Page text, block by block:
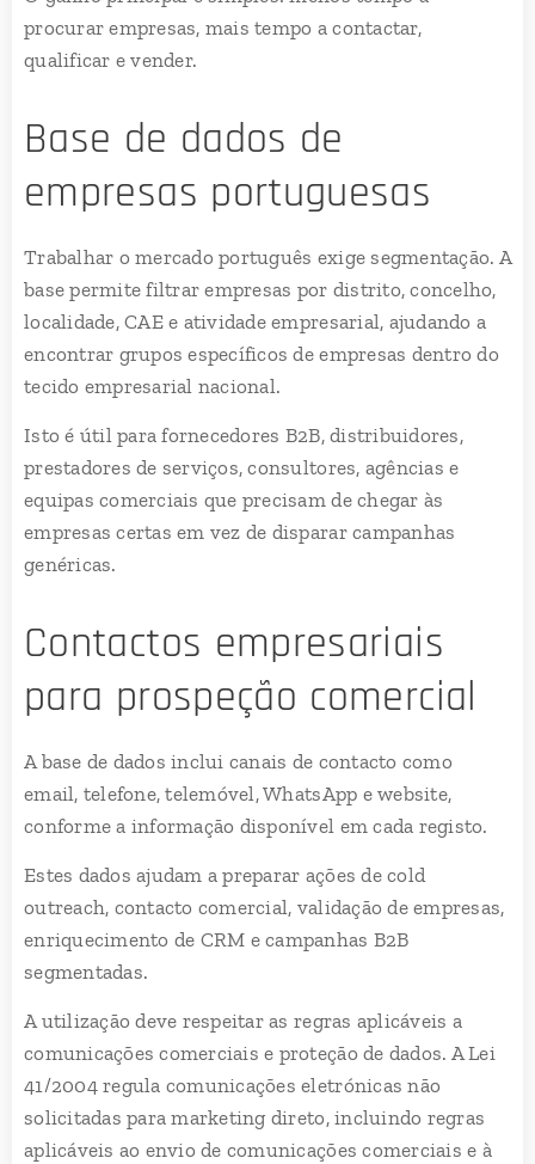
procurar empresas, mais tempo a contactar,
qualificar e vender.
Base de dados de
empresas portuguesas
Trabalhar o mercado português exige segmentação. A
base permite filtrar empresas por distrito, concelho,
localidade, CAE e atividade empresarial, ajudando a
encontrar grupos específicos de empresas dentro do
tecido empresarial nacional.
Isto é útil para fornecedores B2B, distribuidores,
prestadores de serviços, consultores, agências e
equipas comerciais que precisam de chegar às
empresas certas em vez de disparar campanhas
genéricas.
Contactos empresariais
para prospeção comercial
A base de dados inclui canais de contacto como
email, telefone, telemóvel, WhatsApp e website,
conforme a informação disponível em cada registo.
Estes dados ajudam a preparar ações de cold
outreach, contacto comercial, validação de empresas,
enriquecimento de CRM e campanhas B2B
segmentadas.
A utilização deve respeitar as regras aplicáveis a
comunicações comerciais e proteção de dados. A Lei
41/2004 regula comunicações eletrónicas não
solicitadas para marketing direto, incluindo regras
aplicáveis ao envio de comunicações comerciais e à